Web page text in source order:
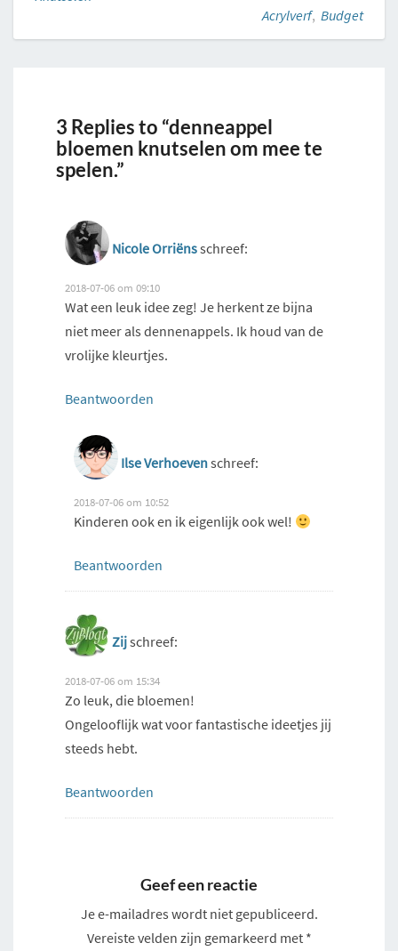
Acrylverf, Budget
3 Replies to “denneappel
bloemen knutselen om mee te
spelen.”
Nicole Orriënsschreef:
2018-07-06 om 09:10
Wat een leuk idee zeg! Je herkent ze bijna
niet meer als dennenappels. Ik houd van de
vrolijke kleurtjes.
Beantwoorden
Ilse Verhoevenschreef:
2018-07-06 om 10:52
Kinderen ook en ik eigenlijk ook wel!
Beantwoorden
Zijschreef:
2018-07-06 om 15:34
Zo leuk, die bloemen!
Ongelooflijk wat voor fantastische ideetjes jij
steeds hebt.
Beantwoorden
Geef een reactie
Je e-mailadres wordt niet gepubliceerd.
Vereiste velden zijn gemarkeerd met *